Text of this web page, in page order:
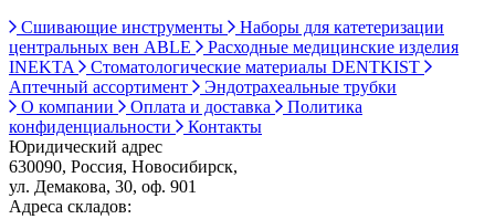
Сшивающие инструменты
Наборы для катетеризации
центральных вен ABLE
Расходные медицинские изделия
INEKTA
Стоматологические материалы DENTKIST
Аптечный ассортимент
Эндотрахеальные трубки
О компании
Оплата и доставка
Политика
конфиденциальности
Контакты
Юридический адрес
630090, Россия, Новосибирск,
ул. Демакова, 30, оф. 901
Адреса складов: